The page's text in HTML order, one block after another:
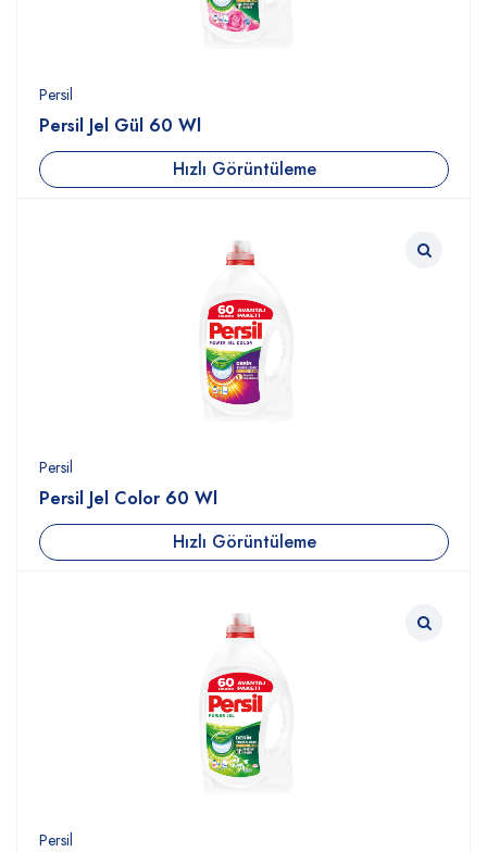
Persil
Persil Jel Gül 60 Wl
Hızlı Görüntüleme
Persil
Persil Jel Color 60 Wl
Hızlı Görüntüleme
Persil